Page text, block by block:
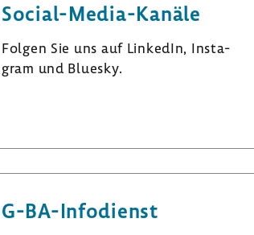
Social-​Media-Kanäle
Folgen Sie uns auf LinkedIn, Insta­
gram und Bluesky.
n
k
d
s
t
­
u
e
k
G-​BA-Infodienst